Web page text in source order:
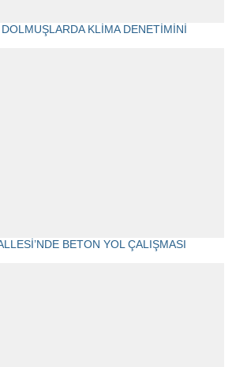
KLİMA DENETİMİNİ
BETON YOL ÇALIŞMASI